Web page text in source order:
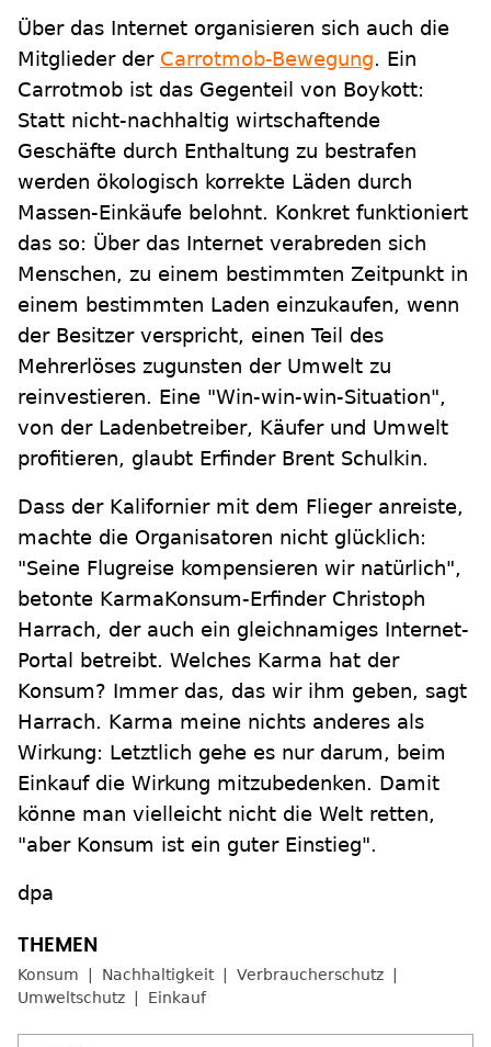
Über das Internet organisieren sich auch die
Mitglieder der Carrotmob-Bewegung. Ein
Carrotmob ist das Gegenteil von Boykott:
Statt nicht-nachhaltig wirtschaftende
Geschäfte durch Enthaltung zu bestrafen
werden ökologisch korrekte Läden durch
Massen-Einkäufe belohnt. Konkret funktioniert
das so: Über das Internet verabreden sich
Menschen, zu einem bestimmten Zeitpunkt in
einem bestimmten Laden einzukaufen, wenn
der Besitzer verspricht, einen Teil des
Mehrerlöses zugunsten der Umwelt zu
reinvestieren. Eine "Win-win-win-Situation",
von der Ladenbetreiber, Käufer und Umwelt
profitieren, glaubt Erfinder Brent Schulkin.
Dass der Kalifornier mit dem Flieger anreiste,
machte die Organisatoren nicht glücklich:
"Seine Flugreise kompensieren wir natürlich",
betonte KarmaKonsum-Erfinder Christoph
Harrach, der auch ein gleichnamiges Internet-
Portal betreibt. Welches Karma hat der
Konsum? Immer das, das wir ihm geben, sagt
Harrach. Karma meine nichts anderes als
Wirkung: Letztlich gehe es nur darum, beim
Einkauf die Wirkung mitzubedenken. Damit
könne man vielleicht nicht die Welt retten,
"aber Konsum ist ein guter Einstieg".
dpa
Konsum Nachhaltigkeit
Verbraucherschutz
Umweltschutz
Einkauf